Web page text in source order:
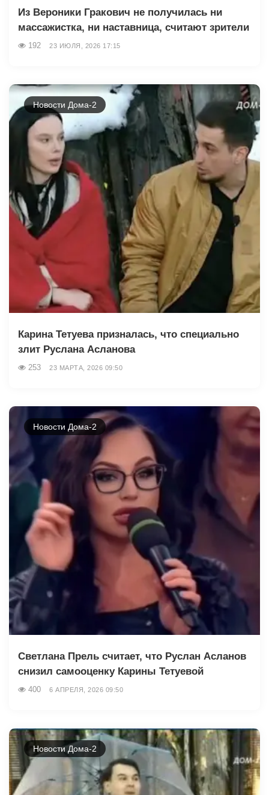
Из Вероники Гракович не получилась ни
массажистка, ни наставница, считают зрители
192 23 ИЮЛЯ, 2026 17:15
Новости Дома-2
Карина Тетуева призналась, что специально
злит Руслана Асланова
253 23 МАРТА, 2026 09:50
Новости Дома-2
Светлана Прель считает, что Руслан Асланов
снизил самооценку Карины Тетуевой
400 6 АПРЕЛЯ, 2026 09:50
Новости Дома-2